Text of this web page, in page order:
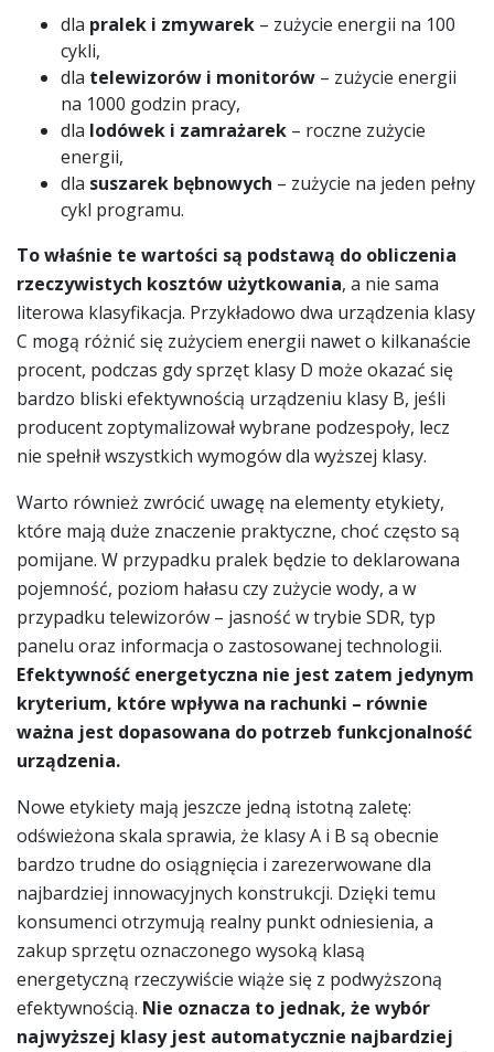
dla pralek i zmywarek – zużycie energii na 100
cykli,
dla telewizorów i monitorów – zużycie energii
na 1000 godzin pracy,
dla lodówek i zamrażarek – roczne zużycie
energii,
dla suszarek bębnowych – zużycie na jeden pełny
cykl programu.
To właśnie te wartości są podstawą do obliczenia
rzeczywistych kosztów użytkowania, a nie sama
literowa klasyfikacja. Przykładowo dwa urządzenia klasy
C mogą różnić się zużyciem energii nawet o kilkanaście
procent, podczas gdy sprzęt klasy D może okazać się
bardzo bliski efektywnością urządzeniu klasy B, jeśli
producent zoptymalizował wybrane podzespoły, lecz
nie spełnił wszystkich wymogów dla wyższej klasy.
Warto również zwrócić uwagę na elementy etykiety,
które mają duże znaczenie praktyczne, choć często są
pomijane. W przypadku pralek będzie to deklarowana
pojemność, poziom hałasu czy zużycie wody, a w
przypadku telewizorów – jasność w trybie SDR, typ
panelu oraz informacja o zastosowanej technologii.
Efektywność energetyczna nie jest zatem jedynym
kryterium, które wpływa na rachunki – równie
ważna jest dopasowana do potrzeb funkcjonalność
urządzenia.
Nowe etykiety mają jeszcze jedną istotną zaletę:
odświeżona skala sprawia, że klasy A i B są obecnie
bardzo trudne do osiągnięcia i zarezerwowane dla
najbardziej innowacyjnych konstrukcji. Dzięki temu
konsumenci otrzymują realny punkt odniesienia, a
zakup sprzętu oznaczonego wysoką klasą
energetyczną rzeczywiście wiąże się z podwyższoną
efektywnością. Nie oznacza to jednak, że wybór
najwyższej klasy jest automatycznie najbardziej